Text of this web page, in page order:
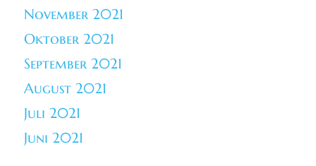
November 2021
Oktober 2021
September 2021
August 2021
Juli 2021
Juni 2021